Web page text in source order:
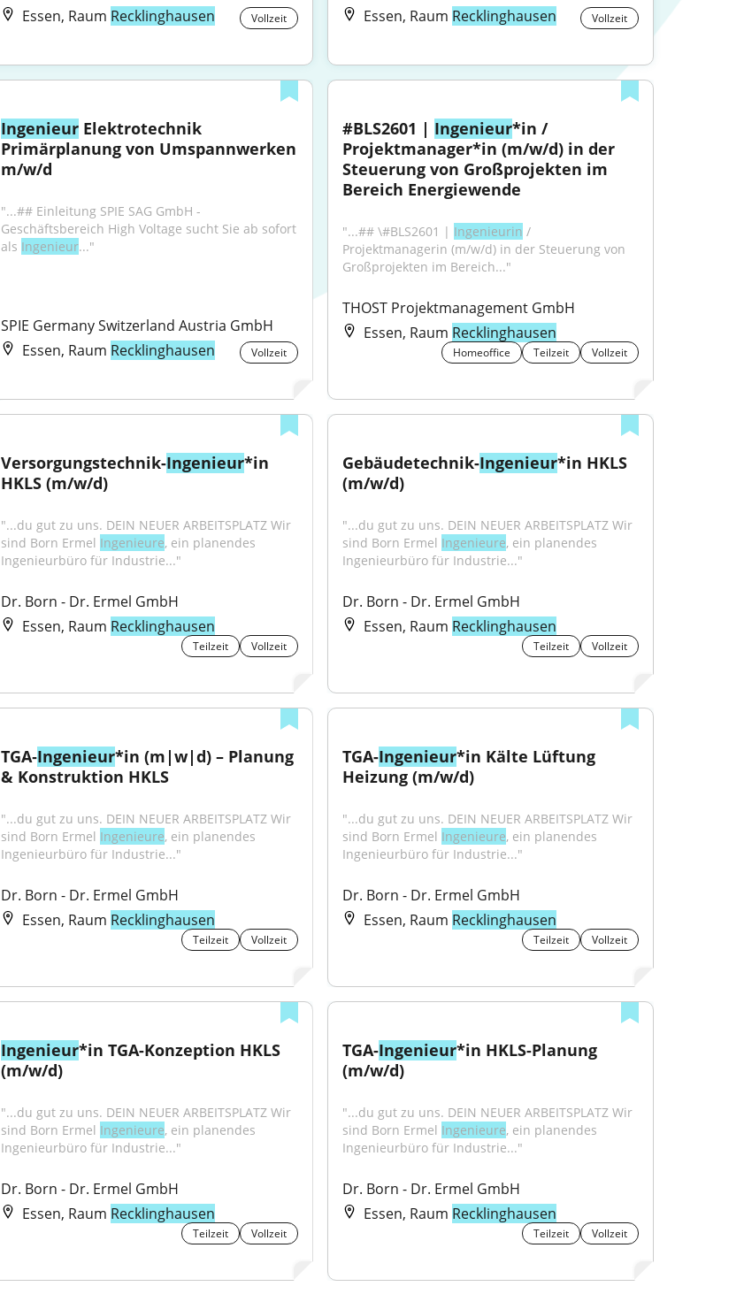
Essen, Raum Recklinghausen Vollzeit
Essen, Raum Recklinghausen Vollzeit
Ingenieur Elektrotechnik
Primärplanung von Umspannwerken
m/w/d
"...## Einleitung SPIE SAG GmbH -
Geschäftsbereich High Voltage sucht Sie ab sofort
als Ingenieur..."
SPIE Germany Switzerland Austria GmbH
Essen, Raum Recklinghausen Vollzeit
#BLS2601 | Ingenieur*in /
Projektmanager*in (m/w/d) in der
Steuerung von Großprojekten im
Bereich Energiewende
"...## \#BLS2601 | Ingenieurin /
Projektmanagerin (m/w/d) in der Steuerung von
Großprojekten im Bereich..."
THOST Projektmanagement GmbH
Essen, Raum Recklinghausen
Homeoffice Teilzeit Vollzeit
Versorgungstechnik-Ingenieur*in
HKLS (m/w/d)
"...du gut zu uns. DEIN NEUER ARBEITSPLATZ Wir
sind Born Ermel Ingenieure, ein planendes
Ingenieurbüro für Industrie..."
Dr. Born - Dr. Ermel GmbH
Essen, Raum Recklinghausen
Teilzeit Vollzeit
Gebäudetechnik-Ingenieur*in HKLS
(m/w/d)
"...du gut zu uns. DEIN NEUER ARBEITSPLATZ Wir
sind Born Ermel Ingenieure, ein planendes
Ingenieurbüro für Industrie..."
Dr. Born - Dr. Ermel GmbH
Essen, Raum Recklinghausen
Teilzeit Vollzeit
TGA‑Ingenieur*in (m|w|d) – Planung
& Konstruktion HKLS
"...du gut zu uns. DEIN NEUER ARBEITSPLATZ Wir
sind Born Ermel Ingenieure, ein planendes
Ingenieurbüro für Industrie..."
Dr. Born - Dr. Ermel GmbH
Essen, Raum Recklinghausen
Teilzeit Vollzeit
TGA-Ingenieur*in Kälte Lüftung
Heizung (m/w/d)
"...du gut zu uns. DEIN NEUER ARBEITSPLATZ Wir
sind Born Ermel Ingenieure, ein planendes
Ingenieurbüro für Industrie..."
Dr. Born - Dr. Ermel GmbH
Essen, Raum Recklinghausen
Teilzeit Vollzeit
Ingenieur*in TGA-Konzeption HKLS
(m/w/d)
"...du gut zu uns. DEIN NEUER ARBEITSPLATZ Wir
sind Born Ermel Ingenieure, ein planendes
Ingenieurbüro für Industrie..."
Dr. Born - Dr. Ermel GmbH
Essen, Raum Recklinghausen
Teilzeit Vollzeit
TGA-Ingenieur*in HKLS-Planung
(m/w/d)
"...du gut zu uns. DEIN NEUER ARBEITSPLATZ Wir
sind Born Ermel Ingenieure, ein planendes
Ingenieurbüro für Industrie..."
Dr. Born - Dr. Ermel GmbH
Essen, Raum Recklinghausen
Teilzeit Vollzeit